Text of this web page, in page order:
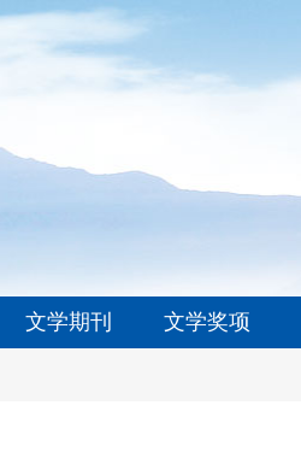
文学期刊 文学奖项